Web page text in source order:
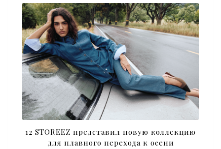
12 STOREEZ представил новую коллекцию
для плавного перехода к осени